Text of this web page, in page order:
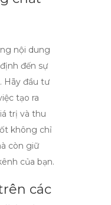
nội dung
đến sự
Hãy đầu tư
tạo ra
trị và thu
không chỉ
còn giữ
của bạn.
các